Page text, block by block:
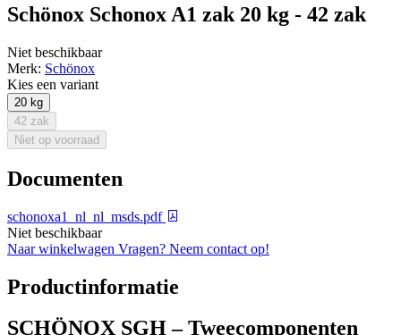
Schönox Schonox A1 zak 20 kg - 42 zak
Niet beschikbaar
Merk: Schönox
Kies een variant
20 kg
42 zak
Niet op voorraad
Documenten
schonoxa1_nl_nl_msds.pdf
Niet beschikbaar
Naar winkelwagen Vragen? Neem contact op!
Productinformatie
SCHÖNOX SGH – Tweecomponenten